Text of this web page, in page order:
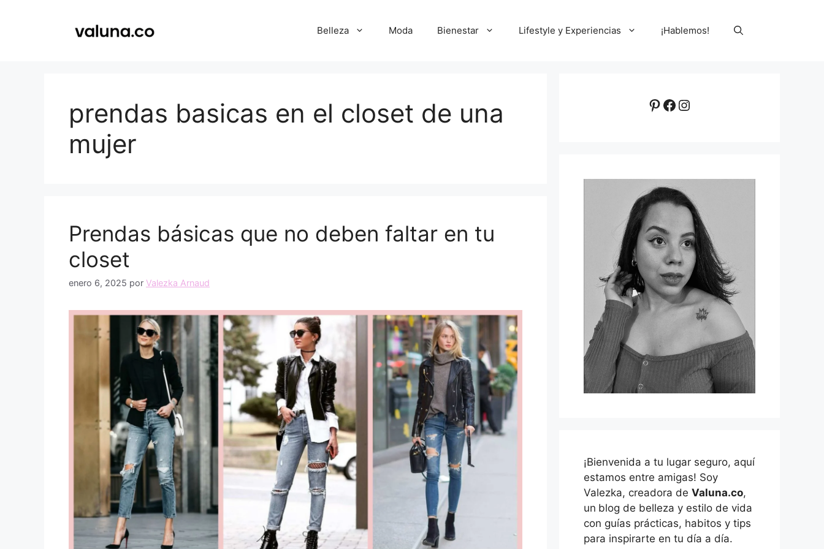
Belleza Moda Bienestar Lifestyle y Experiencias ¡Hablemos!
prendas basicas en el closet de una
mujer
Prendas básicas que no deben faltar en tu
closet
enero 6, 2025 por Valezka Arnaud
Pinterest
Facebook
Instagram
¡Bienvenida a tu lugar seguro, aquí
estamos entre amigas! Soy
Valezka, creadora de Valuna.co,
un blog de belleza y estilo de vida
con guías prácticas, habitos y tips
para inspirarte en tu día a día.